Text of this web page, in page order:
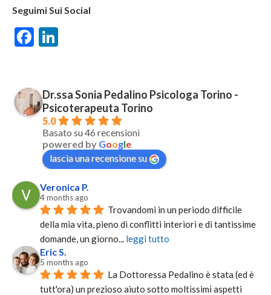
Seguimi Sui Social
Facebook
Dr.ssa Sonia Pedalino Psicologa Torino -
Psicoterapeuta Torino
5.0
Basato su 46 recensioni
powered by Google
lascia una recensione su
Veronica P.
4 months ago
Trovandomi in un periodo difficile
della mia vita, pieno di conflitti interiori e di tantissime
domande, un giorno... leggi tutto
Eric S.
5 months ago
La Dottoressa Pedalino è stata (ed è
tutt'ora) un prezioso aiuto sotto moltissimi aspetti